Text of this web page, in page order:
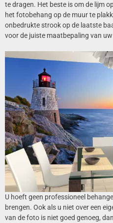
te dragen. Het beste is om de lijm
het fotobehang op de muur te
onbedrukte strook op de laatste
voor de juiste maatbepaling van
U hoeft geen professioneel
brengen. Ook als u niet over een
van de foto is niet goed genoeg,